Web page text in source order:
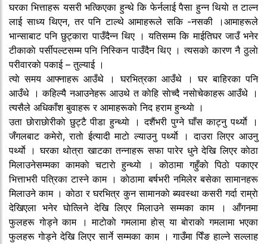
घरका भित्ताहरू यसरी भत्किएका हुन्थे कि फेर्नलाई पैसा हुन्न थियाे त टाल्न
लाई साध्य थिएन, तर पनि टाल्थे आमाहरूले सकि -नसकी ।आमाहरूले
भान्साबाट पनि छुट्कारा पाउँदैन्न थिए । यतिसम्म कि माईतिघर जाउँ भनेर
टीकाकाे पर्सीपल्टसम्म पनि निस्किन पाउँदैन थिए । त्यसकाे कारण नै ठुलाे
परीवारकाे पकाई – तुल्याई ।
त्याे समय आफ्नाहरू आउँथे । घरभित्रका आउँथे । घर बाहिरका पनि
आउँथे । कहिल्यै नआउनेहरू आउथे त काेहि साेच्दै नसाेचेकाहरू आउँथे ।
त्यसैले अधिकाँश बुवाहरू र आमाहरूकाे निद हराम हुन्थ्याे ।
उता छाेराछाेरीकाे छुट्टै पीडा हुन्थ्याे । दशैंभरी पुग्ने घाँस काट्नु पर्थ्याे ।
जँगलबाट कमेराे, राताे ईत्यादी माटाे ल्याउनु पर्थ्याे । दाउरा लिएर आउनु
पर्थ्याे । घरका थाेत्रा खाटका तन्नाहरू सफा पारेर धुने देखि लिएर काेठा
मिलाउनेसम्मका कामकाे चटाराे हुन्थ्याे । काेठामा गहुँकाे पिठाे पकाएर
भित्ताभरी पत्रिका टास्ने काम । काेठामा बर्षभरी नमिलेर बसेका सामानहरू
मिलाउने काम । काेठा र घरभित्र कुन सामानकाे ब्यवस्था कसरी गर्दा राम्राे
देखिएला भनेर घाेत्लिने देखि लिएर मिलाउने सम्मका काम । आँगनमा
फुलहरू गाेड्ने काम । माटाेकाे गमलामा हाेस् या बाेराकाे गमलामा भएका
फुलहरू गाेड्ने देखि लिएर सार्ने सम्मका काम । गाउँमा पिँङ हाल्ने सल्लाह